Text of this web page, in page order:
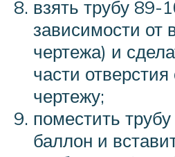
взять трубу 89-
зависимости от
чертежа) и
части отверстия
чертежу;
поместить
баллон и